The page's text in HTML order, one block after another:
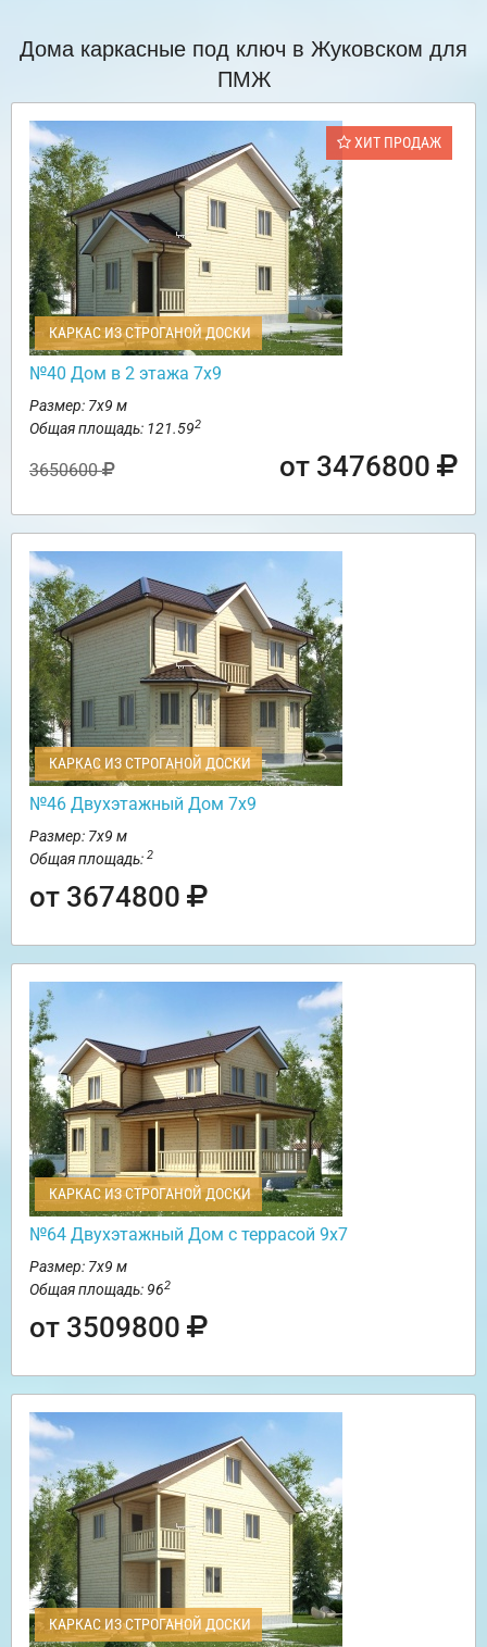
Дома каркасные под ключ в Жуковском для
ПМЖ
ХИТ ПРОДАЖ
КАРКАС ИЗ СТРОГАНОЙ ДОСКИ
№40 Дом в 2 этажа 7х9
Размер: 7х9 м
Общая площадь: 121.592
3650600 от 3476800
КАРКАС ИЗ СТРОГАНОЙ ДОСКИ
№46 Двухэтажный Дом 7х9
Размер: 7х9 м
Общая площадь: 2
от 3674800
КАРКАС ИЗ СТРОГАНОЙ ДОСКИ
№64 Двухэтажный Дом с террасой 9х7
Размер: 7х9 м
Общая площадь: 962
от 3509800
КАРКАС ИЗ СТРОГАНОЙ ДОСКИ